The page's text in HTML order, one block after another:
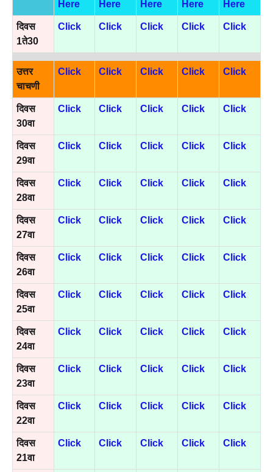
Here
Here
Here
Here
Here
दिवस
1ते30
Click Click Click Click Click
उत्तर
चाचणी
Click Click Click Click Click
दिवस
30वा
Click Click Click Click Click
दिवस
29वा
Click Click Click Click Click
दिवस
28वा
Click Click Click Click Click
दिवस
27वा
Click Click Click Click Click
दिवस
26वा
Click Click Click Click Click
दिवस
25वा
Click Click Click Click Click
दिवस
24वा
Click Click Click Click Click
दिवस
23वा
Click Click Click Click Click
दिवस
22वा
Click Click Click Click Click
दिवस
21वा
Click Click Click Click Click